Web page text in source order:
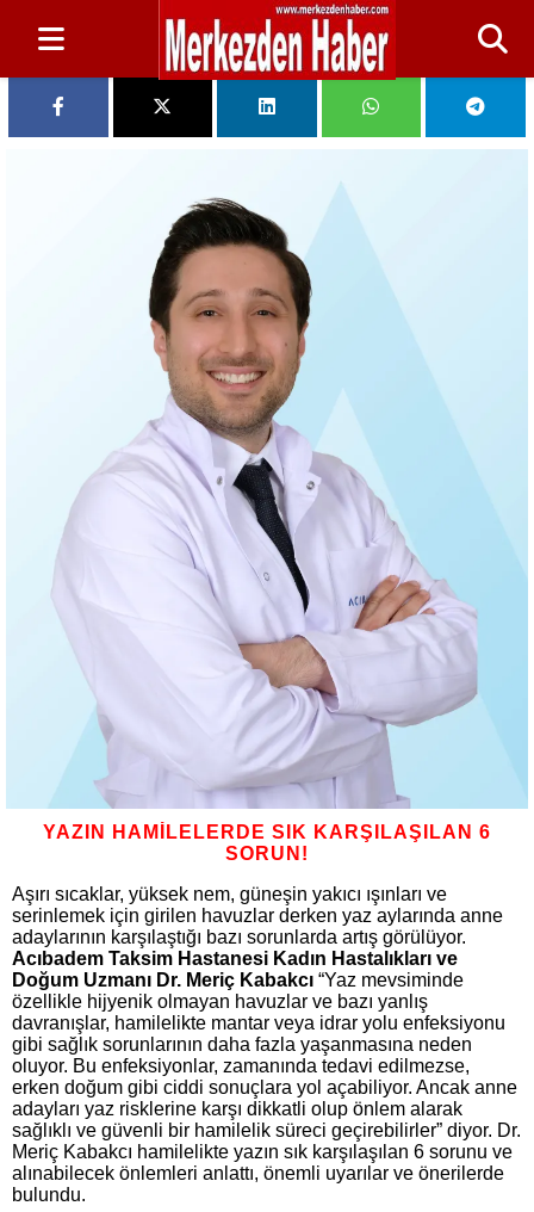
YAZIN HAMİLELERDE SIK KARŞILAŞILAN 6
SORUN!
Aşırı sıcaklar, yüksek nem, güneşin yakıcı ışınları ve
serinlemek için girilen havuzlar derken yaz aylarında anne
adaylarının karşılaştığı bazı sorunlarda artış görülüyor.
Acıbadem Taksim Hastanesi Kadın Hastalıkları ve
Doğum Uzmanı Dr. Meriç Kabakcı “Yaz mevsiminde
özellikle hijyenik olmayan havuzlar ve bazı yanlış
davranışlar, hamilelikte mantar veya idrar yolu enfeksiyonu
gibi sağlık sorunlarının daha fazla yaşanmasına neden
oluyor. Bu enfeksiyonlar, zamanında tedavi edilmezse,
erken doğum gibi ciddi sonuçlara yol açabiliyor. Ancak anne
adayları yaz risklerine karşı dikkatli olup önlem alarak
sağlıklı ve güvenli bir hamilelik süreci geçirebilirler” diyor. Dr.
Meriç Kabakcı hamilelikte yazın sık karşılaşılan 6 sorunu ve
alınabilecek önlemleri anlattı, önemli uyarılar ve önerilerde
bulundu.